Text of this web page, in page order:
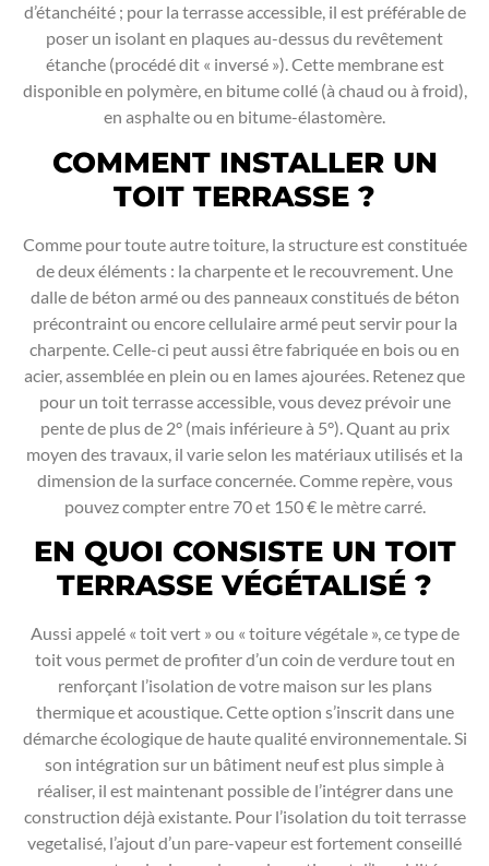
d’étanchéité ; pour la terrasse accessible, il est préférable de
poser un isolant en plaques au-dessus du revêtement
étanche (procédé dit « inversé »). Cette membrane est
disponible en polymère, en bitume collé (à chaud ou à froid),
en asphalte ou en bitume-élastomère.
COMMENT INSTALLER UN
TOIT TERRASSE ?
Comme pour toute autre toiture, la structure est constituée
de deux éléments : la charpente et le recouvrement. Une
dalle de béton armé ou des panneaux constitués de béton
précontraint ou encore cellulaire armé peut servir pour la
charpente. Celle-ci peut aussi être fabriquée en bois ou en
acier, assemblée en plein ou en lames ajourées. Retenez que
pour un toit terrasse accessible, vous devez prévoir une
pente de plus de 2° (mais inférieure à 5°). Quant au prix
moyen des travaux, il varie selon les matériaux utilisés et la
dimension de la surface concernée. Comme repère, vous
pouvez compter entre 70 et 150 € le mètre carré.
EN QUOI CONSISTE UN TOIT
TERRASSE VÉGÉTALISÉ ?
Aussi appelé « toit vert » ou « toiture végétale », ce type de
toit vous permet de profiter d’un coin de verdure tout en
renforçant l’isolation de votre maison sur les plans
thermique et acoustique. Cette option s’inscrit dans une
démarche écologique de haute qualité environnementale. Si
son intégration sur un bâtiment neuf est plus simple à
réaliser, il est maintenant possible de l’intégrer dans une
construction déjà existante. Pour l’isolation du toit terrasse
vegetalisé, l’ajout d’un pare-vapeur est fortement conseillé